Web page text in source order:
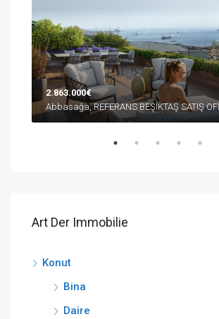
2.863.000€
Art Der Immobilie
Konut
Bina
Daire